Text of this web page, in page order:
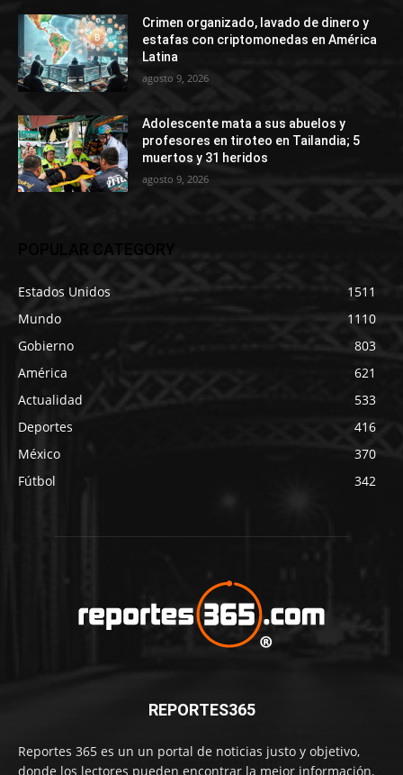
Crimen organizado, lavado de dinero y
estafas con criptomonedas en América
Latina
agosto 9, 2026
Adolescente mata a sus abuelos y
profesores en tiroteo en Tailandia; 5
muertos y 31 heridos
agosto 9, 2026
POPULAR CATEGORY
Estados Unidos
1511
Mundo
1110
Gobierno
803
América
621
Actualidad
533
Deportes
416
México
370
Fútbol
342
REPORTES365
Reportes 365 es un un portal de noticias justo y objetivo,
donde los lectores pueden encontrar la mejor información,